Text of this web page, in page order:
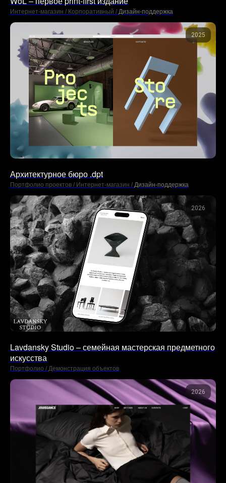
Интернет-магазин / Корпоративный / Дизайн-поддержка
2025
Архитектурное бюро .dpt
Портфолио проектов / Интернет-магазин / Дизайн-поддержка
2026
Lavdansky Studio – семейная мастерская предметного
искусства
Портфолио / Демонстрация объектов
2026